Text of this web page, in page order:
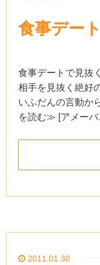
食事デー
食事デートで見抜
相手を見抜く絶
いふだんの言動
を読む≫ [アメー
2011.01.30